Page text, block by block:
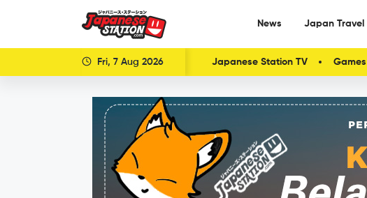
News Japan Travel
Fri, 7 Aug 2026 Japanese Station TV Games